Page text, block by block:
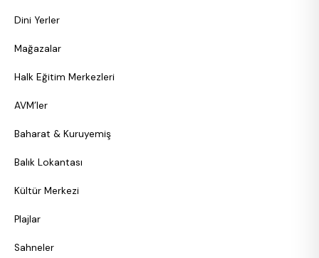
Dini Yerler
Mağazalar
Halk Eğitim Merkezleri
AVM’ler
Baharat & Kuruyemiş
Balık Lokantası
Kültür Merkezi
Plajlar
Sahneler